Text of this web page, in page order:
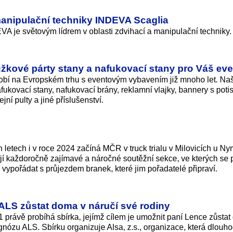
techniky INDEVA Scaglia
je světovým lídrem v oblasti zdvihací a manipulační techniky.
párty stany a nafukovací stany pro Váš
na Evropském trhu s eventovým vybavením již mnoho let.
stany, nafukovací brány, reklamní vlajky, bannery s
pulty a jiné příslušenství.
letech i v roce 2024 začíná MČR v truck trialu v Milovicích u
každoročně zajímavé a náročné soutěžní sekce, ve kterých se
s průjezdem branek, které jim pořadatelé připraví.
zůstat doma v náručí své rodiny
právě probíhá sbírka, jejímž cílem je umožnit paní Lence zůstat
ALS. Sbírku organizuje Alsa, z.s., organizace, která